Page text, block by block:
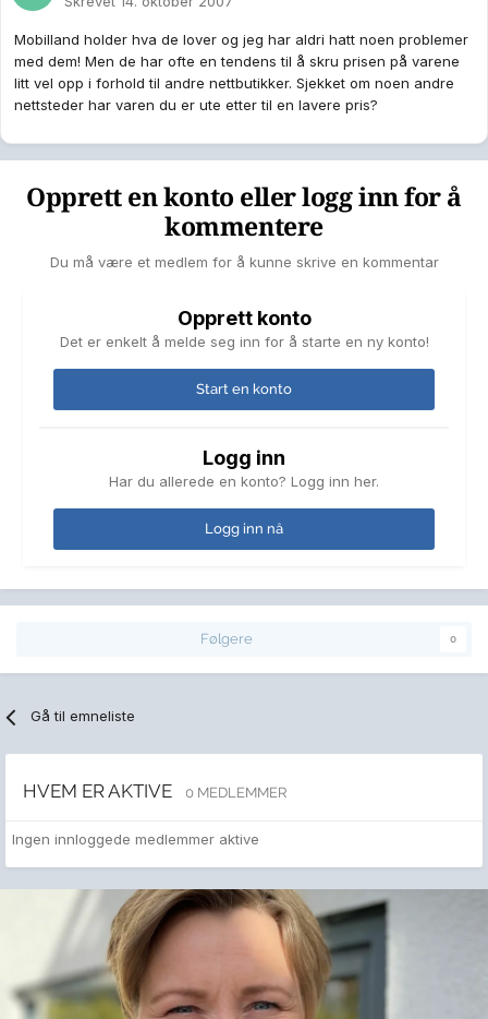
Mobilland holder hva de lover og jeg har aldri hatt noen problemer
med dem! Men de har ofte en tendens til å skru prisen på varene
litt vel opp i forhold til andre nettbutikker. Sjekket om noen andre
nettsteder har varen du er ute etter til en lavere pris?
Opprett en konto eller logg inn for å
kommentere
Du må være et medlem for å kunne skrive en kommentar
Opprett konto
Det er enkelt å melde seg inn for å starte en ny konto!
Start en konto
Logg inn
Har du allerede en konto? Logg inn her.
Logg inn nå
Følgere 0
Gå til emneliste
HVEM ER AKTIVE 0 MEDLEMMER
Ingen innloggede medlemmer aktive